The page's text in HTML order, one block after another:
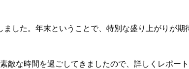
した。年末ということで、特別な盛り上がりが期
敵な時間を過ごしてきましたので、詳しくレポー